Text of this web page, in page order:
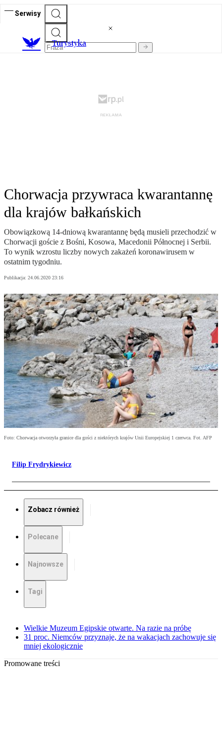
Serwisy
Turystyka
Chorwacja przywraca kwarantannę
dla krajów bałkańskich
Obowiązkową 14-dniową kwarantannę będą musieli przechodzić w
Chorwacji goście z Bośni, Kosowa, Macedonii Północnej i Serbii.
To wynik wzrostu liczby nowych zakażeń koronawirusem w
ostatnim tygodniu.
Publikacja: 24.06.2020 23:16
Foto: Chorwacja otworzyła granice dla gości z niektórych krajów Unii Europejskiej 1 czerwca. Fot. AFP
Filip Frydrykiewicz
Zobacz również
Polecane
Najnowsze
Tagi
Wielkie Muzeum Egipskie otwarte. Na razie na próbę
31 proc. Niemców przyznaje, że na wakacjach zachowuje się
mniej ekologicznie
Promowane treści